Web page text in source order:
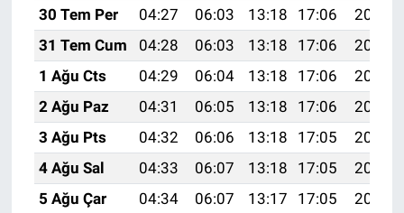
30 Tem Per
04:27 06:03 13:18 17:06
20:23
31 Tem Cum
04:28 06:03 13:18 17:06
20:22
1 Ağu Cts
04:29 06:04 13:18 17:06
20:21
2 Ağu Paz
04:31 06:05 13:18 17:06
20:20
3 Ağu Pts
04:32 06:06 13:18 17:05
20:20
4 Ağu Sal
04:33 06:07 13:18 17:05
20:19
5 Ağu Çar
04:34 06:07 13:17 17:05
20:18